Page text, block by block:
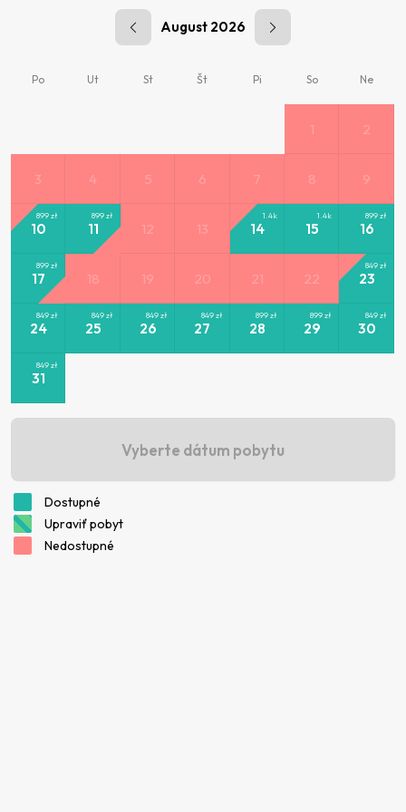
August 2026
Po Ut St Št Pi So Ne
1 2
3 4 5 6 7 8 9
10
899zł
11
899zł
12 13 14
1.4k
15
1.4k
16
899zł
17
899zł
18 19 20 21 22 23
849zł
24
849zł
25
849zł
26
849zł
27
849zł
28
899zł
29
899zł
30
849zł
31
849zł
Vyberte dátum pobytu
Dostupné
Upraviť pobyt
Nedostupné